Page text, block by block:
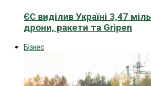
ЄС виділив Україні 3,47
дрони, ракети та Gripen
Бізнес